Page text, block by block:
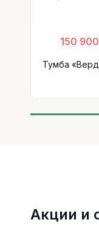
150
Тумба
Акции и